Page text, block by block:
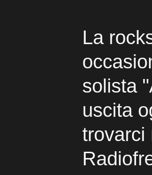
La
solista
uscita
trovarci